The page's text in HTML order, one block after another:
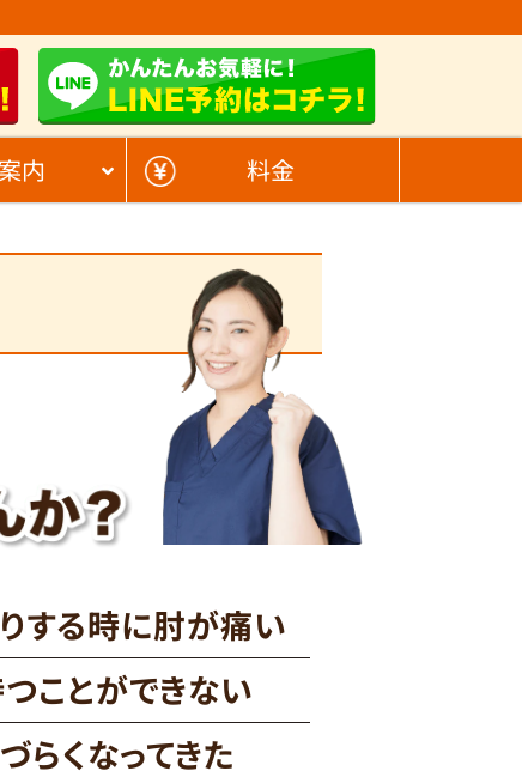
内 料金
する時に肘が痛い
ことができない
らくなってきた